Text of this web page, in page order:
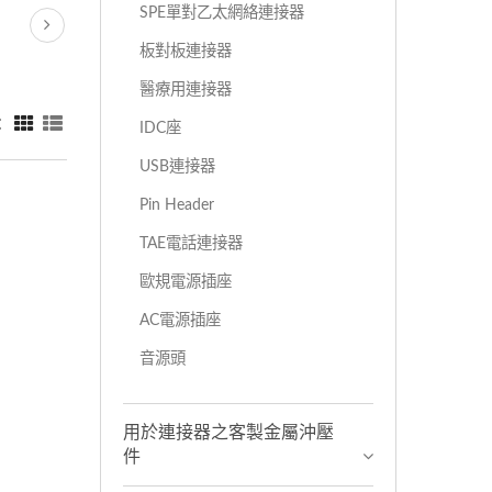
SPE單對乙太網絡連接器
板對板連接器
醫療用連接器
IDC座
USB連接器
Pin Header
TAE電話連接器
歐規電源插座
AC電源插座
音源頭
用於連接器之客製金屬沖壓
件